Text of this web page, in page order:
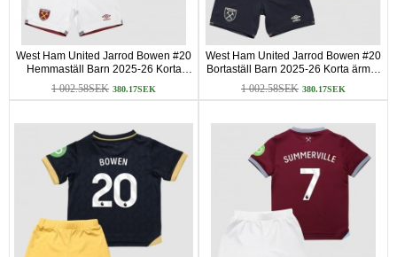
West Ham United Jarrod Bowen #20
Hemmaställ Barn 2025-26 Korta
ärmar (+ Korta byxor)
1 002.58SEK 380.17SEK
West Ham United Jarrod Bowen #20
Bortaställ Barn 2025-26 Korta ärmar
(+ Korta byxor)
1 002.58SEK 380.17SEK